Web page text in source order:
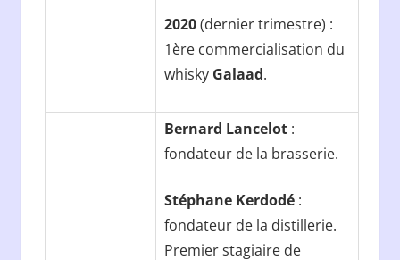
2020(dernier trimestre) :
1ère commercialisation du
whisky Galaad.
Bernard Lancelot :
fondateur de la brasserie.
Stéphane Kerdodé :
fondateur de la distillerie.
Premier stagiaire de